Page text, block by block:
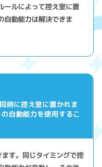
ールによって控え室に置
自動能力は解決できま
時に控え室に置かれま
自動能力を使用するこ
す。同じタイミングで控